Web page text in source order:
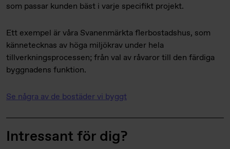
som passar kunden bäst i varje specifikt projekt.
Ett exempel är våra Svanenmärkta flerbostads­hus, som
kännetecknas av höga miljökrav under hela
tillverkningsprocessen; från val av råvaror till den färdiga
byggnadens funktion.
Se några av de bostäder vi byggt
Intressant för dig?